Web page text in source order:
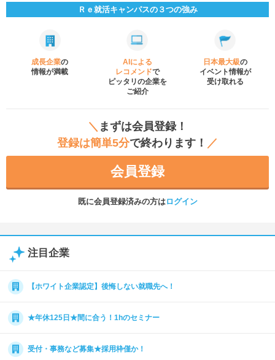
Ｒｅ就活キャンパスの３つの強み
成長企業の
情報が満載
AIによる
レコメンドで
ピッタリの企業を
ご紹介
日本最大級の
イベント情報が
受け取れる
＼ まずは会員登録！
登録は簡単5分で終わります！ ／
会員登録
既に会員登録済みの方はログイン
注目企業
【ホワイト企業認定】後悔しない就職先へ！
★年休125日★間に合う！1hのセミナー
受付・事務など募集★採用枠僅か！